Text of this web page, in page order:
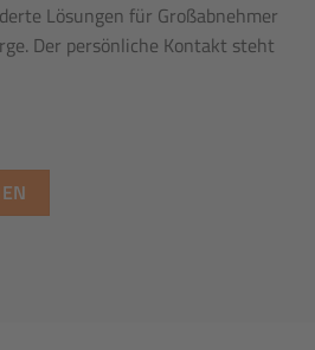
Lösungen für Großabnehmer
Der persönliche Kontakt steht